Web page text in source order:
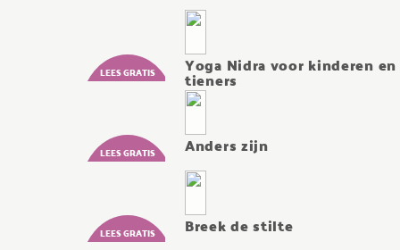
Yoga Nidra voor kinderen en
tieners
Anders zijn
Breek de stilte